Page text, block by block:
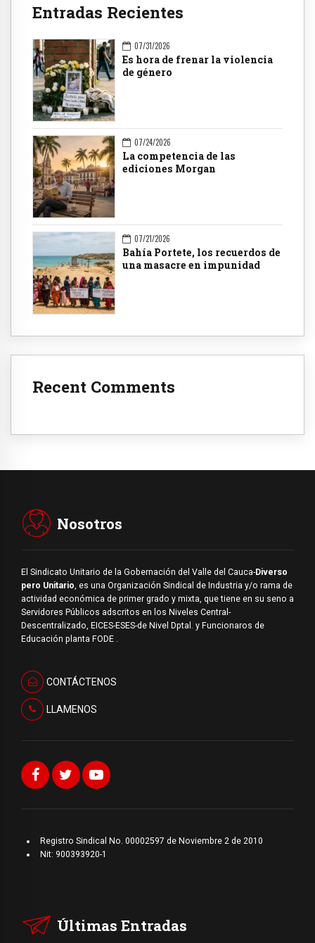
Entradas Recientes
07/31/2026
Es hora de frenar la violencia
de género
07/24/2026
La competencia de las
ediciones Morgan
07/21/2026
Bahía Portete, los recuerdos de
una masacre en impunidad
Recent Comments
Nosotros
El Sindicato Unitario de la Gobernación del Valle del Cauca-Diverso
pero Unitario , es una Organización Sindical de Industria y/o rama de
actividad económica de primer grado y mixta, que tiene en su seno a
Servidores Públicos adscritos en los Niveles Central-
Descentralizado, EICES-ESES-de Nivel Dptal. y Funcionaros de
Educación planta FODE .
CONTÁCTENOS
LLAMENOS
Registro Sindical No. 00002597 de Noviembre 2 de 2010
Nit: 900393920-1
Últimas Entradas